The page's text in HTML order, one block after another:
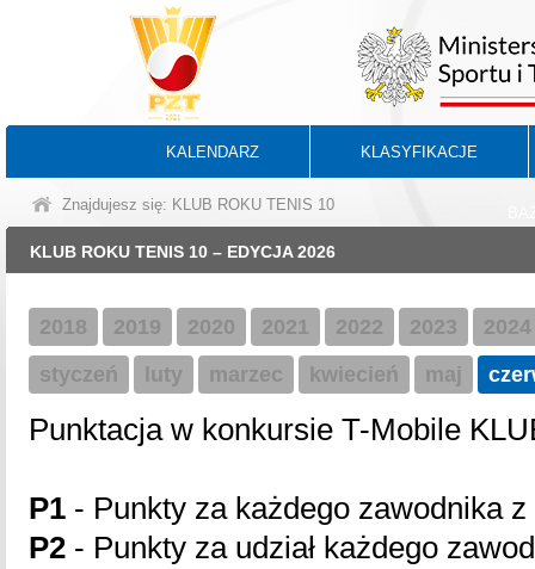
KALENDARZ KLASYFIKACJE
Znajdujesz się: KLUB ROKU TENIS 10
KLUB ROKU TENIS 10 – EDYCJA 2026
2018 2019 2020 2021 2022 2023
2024
styczeń
luty marzec kwiecień maj
Punktacja w konkursie T-Mobile
P1 - Punkty za każdego zawodnika z
P2 - Punkty za udział każdego